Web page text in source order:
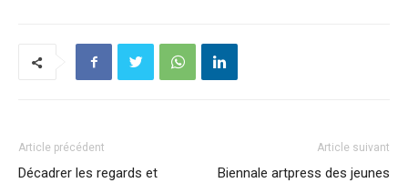
Article précédent
Décadrer les regards et
Article suivant
Biennale artpress des jeunes